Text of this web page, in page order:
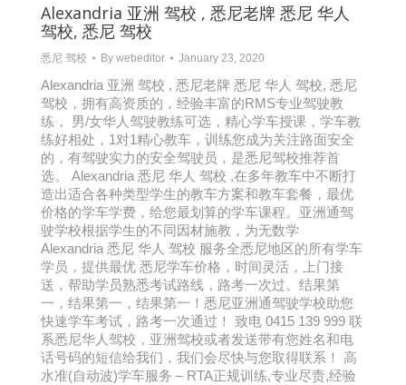
Alexandria 亚洲 驾校 , 悉尼老牌 悉尼 华人
驾校, 悉尼 驾校
悉尼 驾校 By webeditor January 23, 2020
Alexandria 亚洲 驾校 , 悉尼老牌 悉尼 华人 驾校, 悉尼
驾校，拥有高资质的，经验丰富的RMS专业驾驶教
练， 男/女华人驾驶教练可选，精心学车授课，学车教
练好相处，1对1精心教车，训练您成为关注路面安全
的，有驾驶实力的安全驾驶员，是悉尼驾校推荐首
选。 Alexandria 悉尼 华人 驾校 ,在多年教车中不断打
造出适合各种类型学生的教车方案和教车套餐，最优
价格的学车学费，给您最划算的学车课程。亚洲通驾
驶学校根据学生的不同因材施教，为无数学
Alexandria 悉尼 华人 驾校 服务全悉尼地区的所有学车
学员，提供最优 悉尼学车价格，时间灵活，上门接
送，帮助学员熟悉考试路线，路考一次过。结果第
一，结果第一，结果第一！悉尼亚洲通驾驶学校助您
快速学车考试，路考一次通过！ 致电 0415 139 999 联
系悉尼华人驾校，亚洲驾校或者发送带有您姓名和电
话号码的短信给我们，我们会尽快与您取得联系！ 高
水准(自动波)学车服务 – RTA正规训练,专业尽责,经验